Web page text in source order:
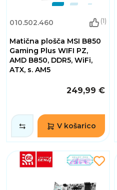
010.502.460 (1)
Matična plošča MSI B850
Gaming Plus WIFI PZ,
AMD B850, DDR5, WiFi,
ATX, s. AM5
249,99 €
V košarico